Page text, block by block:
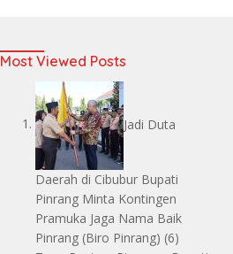
Most Viewed Posts
Jadi Duta
Daerah di Cibubur Bupati
Pinrang Minta Kontingen
Pramuka Jaga Nama Baik
Pinrang (Biro Pinrang) (6)